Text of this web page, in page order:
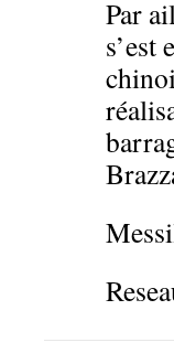
Par
s’est